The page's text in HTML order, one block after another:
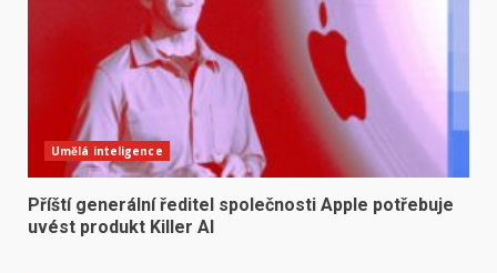
Umělá inteligence
Příští generální ředitel společnosti Apple potřebuje
uvést produkt Killer AI